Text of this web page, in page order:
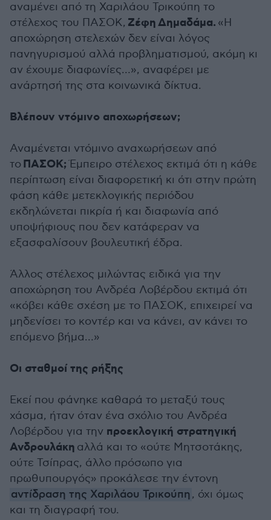
αναμένει από τη Χαριλάου Τρικούπη το
στέλεχος του ΠΑΣΟΚ, Ζέφη Δημαδάμα. «Η
αποχώρηση στελεχών δεν είναι λόγος
πανηγυρισμού αλλά προβληματισμού, ακόμη κι
αν έχουμε διαφωνίες…», αναφέρει με
ανάρτησή της στα κοινωνικά δίκτυα.
Βλέπουν ντόμινο αποχωρήσεων;
Αναμένεται ντόμινο αναχωρήσεων από
τοΠΑΣΟΚ;Έμπειρο στέλεχος εκτιμά ότι η κάθε
περίπτωση είναι διαφορετική κι ότι στην πρώτη
φάση κάθε μετεκλογικής περιόδου
εκδηλώνεται πικρία ή και διαφωνία από
υποψήφιους που δεν κατάφεραν να
εξασφαλίσουν βουλευτική έδρα.
Άλλος στέλεχος μιλώντας ειδικά για την
αποχώρηση του Ανδρέα Λοβέρδου εκτιμά ότι
«κόβει κάθε σχέση με το ΠΑΣΟΚ, επιχειρεί να
μηδενίσει το κοντέρ και να κάνει, αν κάνει το
επόμενο βήμα…»
Οι σταθμοί της ρήξης
Εκεί που φάνηκε καθαρά το μεταξύ τους
χάσμα, ήταν όταν ένα σχόλιο του Ανδρέα
Λοβέρδου για την προεκλογική στρατηγική
Ανδρουλάκη αλλά και το «ούτε Μητσοτάκης,
ούτε Τσίπρας, άλλο πρόσωπο για
πρωθυπουργός» προκάλεσε την έντονη
αντίδραση της Χαριλάου Τρικούπη, όχι όμως
και τη διαγραφή του.